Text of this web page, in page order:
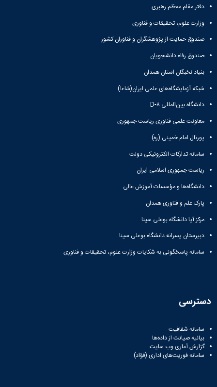
معاونت
معاونت
پژوهش
فناوری
معاونت
فرهنگی
و
نهاد
نمایندگی
معظم
رهبری
با
علوم
پایه
علوم
اقتصادی
و
اجتماعی
دانشکده
اقماری
دفتر مقام معظم رهبری
وزارت علوم، تحقیقات و فناوری
صندوق حمایت از پژوهشگران و فناوران کشور
صندوق رفاه دانشجویان
بنیاد نخبگان استان همدان
شبکه آزمایشگاه‌های علمی ایران(شاعا)
دانشگاه بین‌المللی D-۸
معاونت علمی فناوری ریاست جمهوری
پورتال امام خمینی (ره)
سامانه تدارکات الکترونیکی دولت
ریاست جمهوری اسلامی ایران
دانشگاه‌ها و مؤسسات آموزش عالی
پارک علم و فناوری همدان
مرکز آپا دانشگاه بوعلی سینا
دبیرستان پسرانه دانشگاه بوعلی سینا
سامانه پاسخگوئی به شکایات وزارت علوم، تحقیقات و فناوری
دسترسی
سامانه شفافیت
بیانیه صیانت از داده‌ها
گزارش آماری وب‌ سایت
سامانه فوریت‌های اداری (فؤاد)